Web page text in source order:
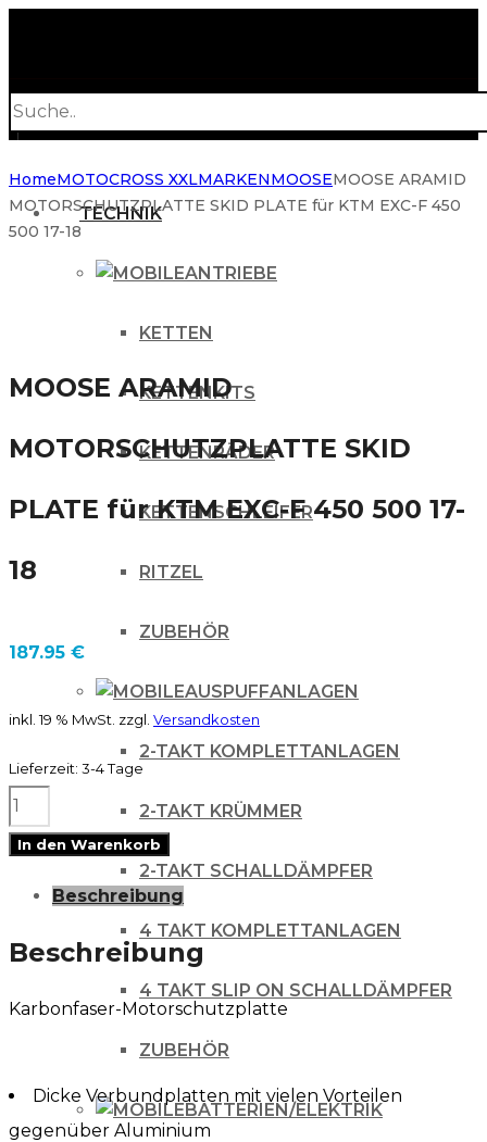
search
TECHNIK
ANTRIEBE
KETTEN
KETTENKITS
KETTENRÄDER
KETTENSCHLEIFER
RITZEL
ZUBEHÖR
AUSPUFFANLAGEN
2-TAKT KOMPLETTANLAGEN
2-TAKT KRÜMMER
2-TAKT SCHALLDÄMPFER
4 TAKT KOMPLETTANLAGEN
4 TAKT SLIP ON SCHALLDÄMPFER
ZUBEHÖR
BATTERIEN/ELEKTRIK
HomeMOTOCROSS XXLMARKENMOOSEMOOSE ARAMID
MOTORSCHUTZPLATTE SKID PLATE für KTM EXC-F 450
500 17-18
MOOSE ARAMID
MOTORSCHUTZPLATTE SKID
PLATE für KTM EXC-F 450 500 17-
18
187.95 €
inkl. 19 % MwSt. zzgl. Versandkosten
Lieferzeit: 3-4 Tage
MOOSE
ARAMID
MOTORSCHUTZPLATTE
PLATE
KTM
In den Warenkorb
Beschreibung
Beschreibung
Karbonfaser-Motorschutzplatte
Dicke Verbundplatten mit vielen Vorteilen
gegenüber Aluminium